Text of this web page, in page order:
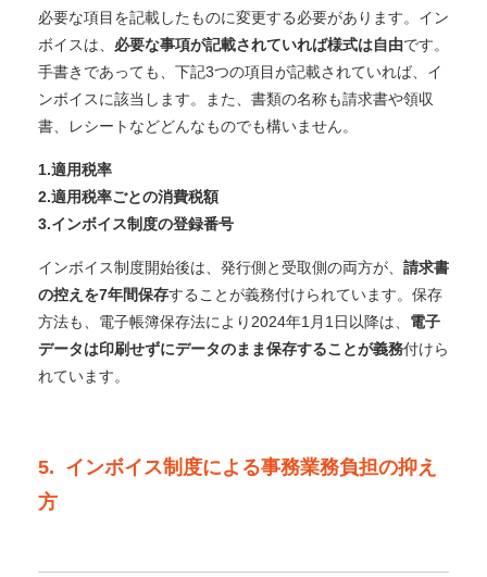
必要な項目を記載したものに変更する必要があります。 イン
ボイスは、 必要な事項が記載されていれば様式は自由です。
手書きであっても、下記3つの項目が記載されていれば、イ
ンボイスに該当します。
また、書類の名称も請求書や領収
書、レシートなどどんなものでも構いません。
1.適用税率
2.適用税率ごとの消費税額
3.インボイス制度の登録番号
インボイス制度開始後は、発行側と受取側の両方が、 請求書
の控えを7年間保存することが義務付けられています。 保存
方法も、電子帳簿保存法により2024年1月1日以降は、 電子
データは印刷せずにデータのまま保存することが義務付けら
れています。
5. インボイス制度による事務業務負担の抑え
方